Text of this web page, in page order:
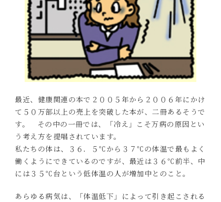
最近、健康関連の本で２００５年から２００６年にかけ
て５０万部以上の売上を突破した本が、二冊あるそうで
す。 その中の一冊では、「冷え」こそ万病の原因とい
う考え方を提唱されています。
私たちの体は、３６．５℃から３７℃の体温で最もよく
働くようにできているのですが、最近は３６℃前半、中
には３５℃台という低体温の人が増加中とのこと。
あらゆる病気は、「体温低下」によって引き起こされる